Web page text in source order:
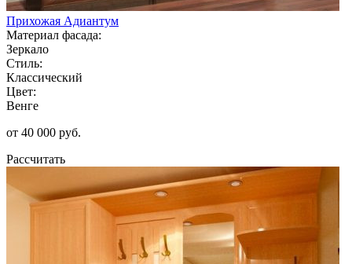
Прихожая Адиантум
Материал фасада:
Зеркало
Стиль:
Классический
Цвет:
Венге
от 40 000 руб.
Рассчитать